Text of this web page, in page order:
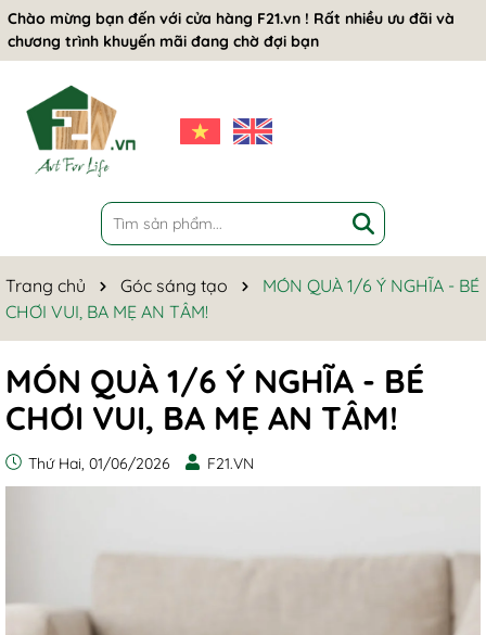
Chào mừng bạn đến với cửa hàng F21.vn ! Rất nhiều ưu đãi và
chương trình khuyến mãi đang chờ đợi bạn
Trang chủ Góc sáng tạo
MÓN QUÀ 1/6 Ý NGHĨA - BÉ
CHƠI VUI, BA MẸ AN TÂM!
MÓN QUÀ 1/6 Ý NGHĨA - BÉ
CHƠI VUI, BA MẸ AN TÂM!
Thứ Hai, 01/06/2026 F21.VN